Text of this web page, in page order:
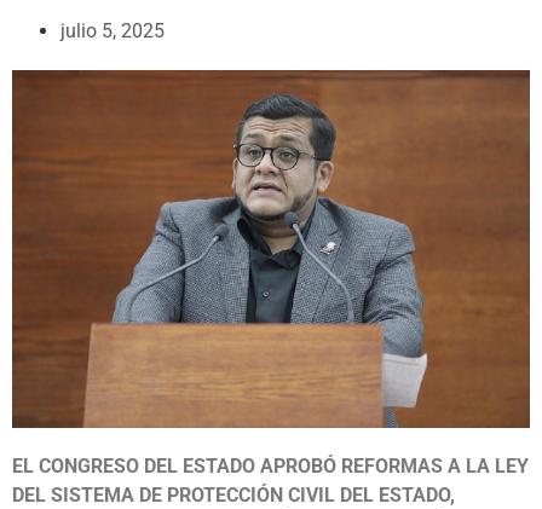
julio 5, 2025
EL CONGRESO DEL ESTADO APROBÓ REFORMAS A LA LEY
DEL SISTEMA DE PROTECCIÓN CIVIL DEL ESTADO,